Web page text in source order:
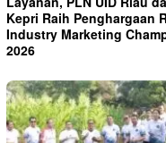
Kepri Raih Penghargaan
Industry Marketing
2026